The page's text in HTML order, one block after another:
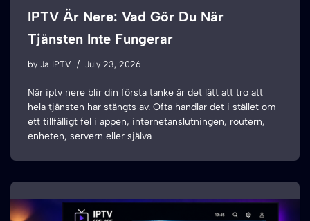
IPTV Är Nere: Vad Gör Du När
Tjänsten Inte Fungerar
by Ja IPTV July 23, 2026
När iptv nere blir din första tanke är det lätt att tro att
hela tjänsten har stängts av. Ofta handlar det i stället om
ett tillfälligt fel i appen, internetanslutningen, routern,
enheten, servern eller själva